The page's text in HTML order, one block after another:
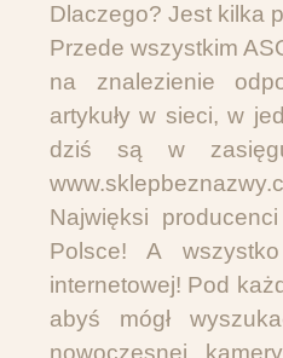
Dlaczego? Jest kilka
Przede wszystkim
na znalezienie
artykuły w sieci, w
dziś są w
Najwięksi
Polsce! A
internetowej! Pod
abyś mógł
nowoczesnej